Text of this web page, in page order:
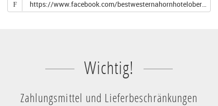
F https://www.facebook.com/bestwesternahornhoteloberwiesenthaladultsonly/
Wichtig!
Zahlungsmittel und Lieferbeschränkungen